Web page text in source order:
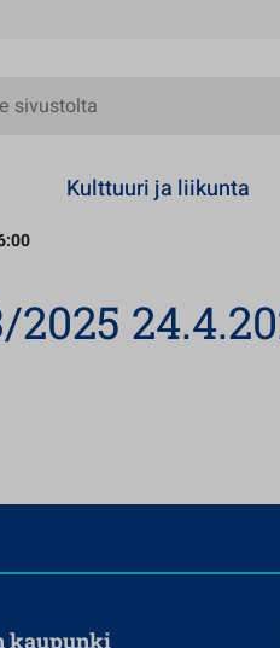
Kulttuuri ja liikunta
kaupunki